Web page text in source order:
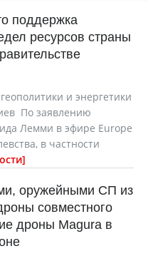
поддержка
ресурсов страны
и энергетики
По заявлению
Лемми в эфире Europe
в частности
оружейными СП из
совместного
дроны Magura в